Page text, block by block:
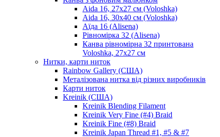
Aida 16, 27х27 см (Voloshka)
Aida 16, 30х40 см (Voloshka)
Аїда 16 (Alisena)
Рівномірка 32 (Alisena)
Канва рівномірна 32 принтована
Voloshka, 27х27 см
Нитки, карти ниток
Rainbow Gallery (США)
Металізована нитка від різних виробників
Карти ниток
Kreinik (США)
Kreinik Blending Filament
Kreinik Very Fine (#4) Braid
Kreinik Fine (#8) Braid
Kreinik Japan Thread #1, #5 & #7